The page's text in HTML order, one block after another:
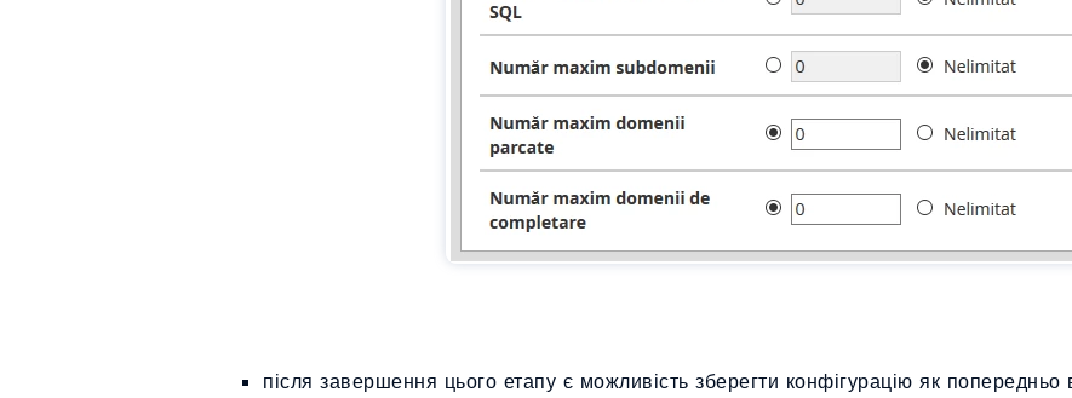
після завершення цього етапу є можливість зберегти конфігурацію як